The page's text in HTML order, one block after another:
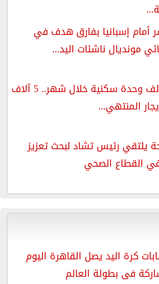
أمام إسبانيا بفارق هدف في
مونديال ناشئات اليد...
طرح 20 ألف وحدة سكنية خلال شهر.. 5 آلاف
المنتهي...
يلتقي رئيس تشاد لبحث تعزيز
القطاع الصحي
كرة اليد يصل القاهرة اليوم
فى بطولة العالم